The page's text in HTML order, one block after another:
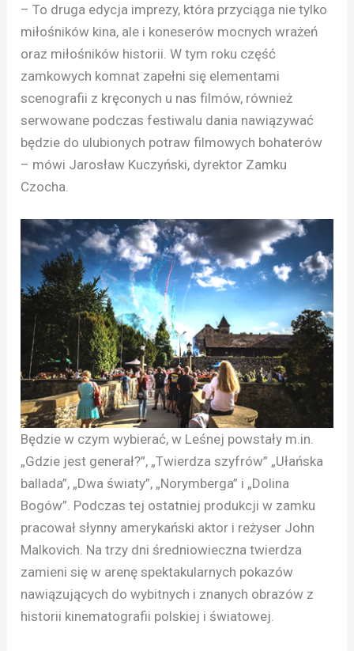
– To druga edycja imprezy, która przyciąga nie tylko
miłośników kina, ale i koneserów mocnych wrażeń
oraz miłośników historii. W tym roku część
zamkowych komnat zapełni się elementami
scenografii z kręconych u nas filmów, również
serwowane podczas festiwalu dania nawiązywać
będzie do ulubionych potraw filmowych bohaterów
– mówi Jarosław Kuczyński, dyrektor Zamku
Czocha.
Będzie w czym wybierać, w Leśnej powstały m.in.
„Gdzie jest generał?”, „Twierdza szyfrów” „Ułańska
ballada”, „Dwa światy”, „Norymberga” i „Dolina
Bogów”. Podczas tej ostatniej produkcji w zamku
pracował słynny amerykański aktor i reżyser John
Malkovich. Na trzy dni średniowieczna twierdza
zamieni się w arenę spektakularnych pokazów
nawiązujących do wybitnych i znanych obrazów z
historii kinematografii polskiej i światowej.